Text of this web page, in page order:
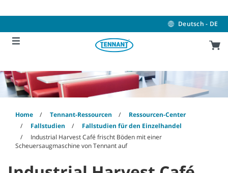
to
to
menu
Deutsch - DE
Home Tennant-Ressourcen
Ressourcen-Center
Fallstudien
Fallstudien für den Einzelhandel
Industrial Harvest Café frischt Böden mit einer
Scheuersaugmaschine von Tennant auf